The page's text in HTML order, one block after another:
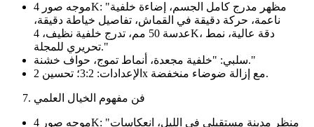
موجه صور 4K: "مظهر مدرج كامل الجسم، إضاءة خلفية
ناعمة، حركة دقيقة في القماش، تفاصيل خياطة دقيقة،
عدسة 50 مم، تدرج خلفية نظيف، 4K، دقة عالية، نمط
تحريري للمجلة."
سلبي: "خلفية مجعدة، أنماط تموج، حواف خشنة."
الإعدادات: 3:2؛ تحسين 2x مع إزالة ضوضاء منخفضة.
فن مفهوم الخيال العلمي
موجه صور 4K: "منظر مدينة مستقبلي في الليل، انعكاسات